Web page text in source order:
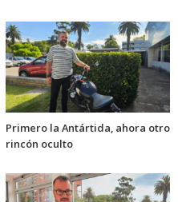
Primero la Antártida, ahora otro
rincón oculto